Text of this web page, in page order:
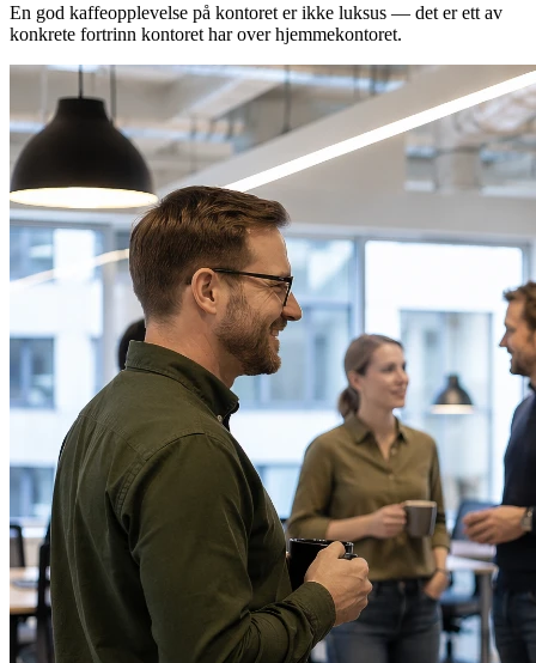
En god kaffeopplevelse på kontoret er ikke luksus — det er ett av
konkrete fortrinn kontoret har over hjemmekontoret.